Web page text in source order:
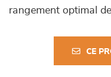
rangement optimal
CE